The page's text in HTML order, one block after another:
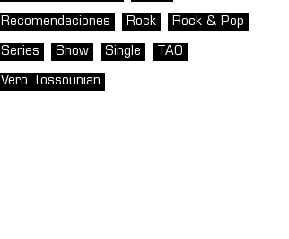
Recomendaciones Rock Rock & Pop
Series Show Single TAO
Vero Tossounian